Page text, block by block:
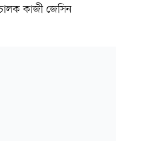
কাজী জেসিন